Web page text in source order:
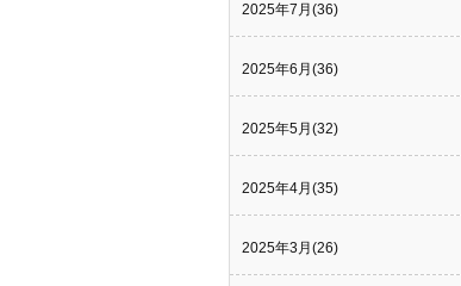
2025年7月(36)
2025年6月(36)
2025年5月(32)
2025年4月(35)
2025年3月(26)